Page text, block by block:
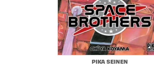
PIKA SEINEN